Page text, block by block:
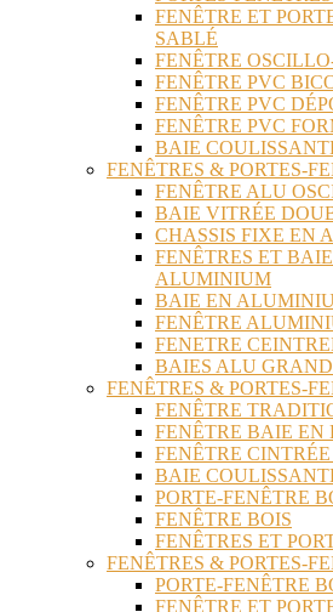
FENÊTRE ET
SABLÉ
FENÊTRE
FENÊTRE PVC
FENÊTRE PVC
FENÊTRE PVC
BAIE
FENÊTRES & PORTES-
FENÊTRE ALU
BAIE VITRÉE
CHASSIS FIXE EN
FENÊTRES ET
ALUMINIUM
BAIE EN
FENÊTRE
FENETRE
BAIES ALU
FENÊTRES & PORTES-
FENÊTRE
FENÊTRE BAIE EN
FENÊTRE
BAIE
PORTE-FENÊTRE
FENÊTRE BOIS
FENÊTRES ET
FENÊTRES & PORTES-
PORTE-FENÊTRE
FENÊTRE ET